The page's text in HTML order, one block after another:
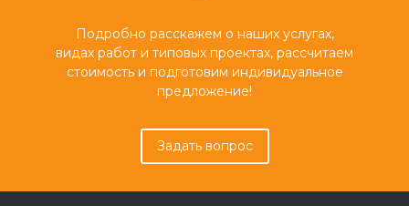
Подробно расскажем о наших услугах,
видах работ и типовых проектах, рассчитаем
стоимость и подготовим индивидуальное
предложение!
Задать вопрос